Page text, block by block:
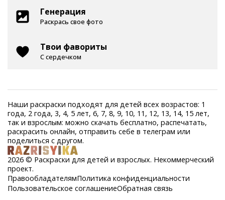
Генерация
Раскрась свое фото
Твои фавориты
С сердечком
Наши раскраски подходят для детей всех возрастов: 1
года, 2 года, 3, 4, 5 лет, 6, 7, 8, 9, 10, 11, 12, 13, 14, 15 лет,
так и взрослым: можно скачать бесплатно, распечатать,
раскрасить онлайн, отправить себе в телеграм или
поделиться с другом.
2026 © Раскраски для детей и взрослых. Некоммерческий
проект.
ПравообладателямПолитика конфиденциальности
Пользовательское соглашениеОбратная связь